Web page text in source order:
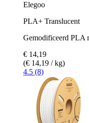
Elegoo
PLA+ Translucent
Gemodificeerd PLA
€ 14,19
(€ 14,19 / kg)
4.5 (8)